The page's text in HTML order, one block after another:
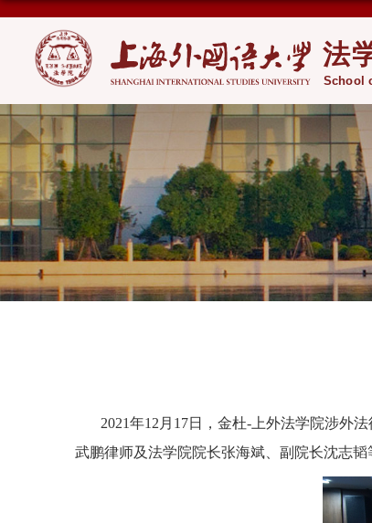
2021年12 月 17日，金杜- 上外法学院涉外
武鹏律师及法学院院长张海斌、副院长沈志